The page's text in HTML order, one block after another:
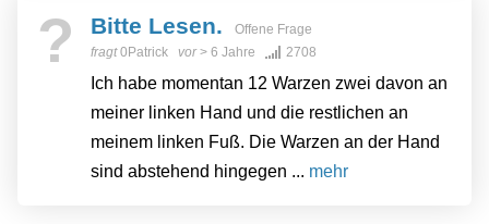
? Bitte Lesen.
Offene Frage
fragt0Patrick vor> 6 Jahre 2708
Ich habe momentan 12 Warzen zwei davon an
meiner linken Hand und die restlichen an
meinem linken Fuß. Die Warzen an der Hand
sind abstehend hingegen ... mehr